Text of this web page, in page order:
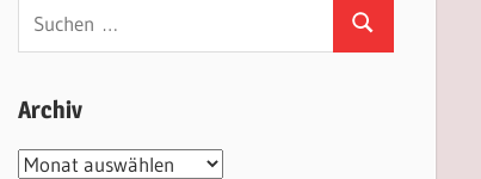
Suchen
Archiv
Archiv